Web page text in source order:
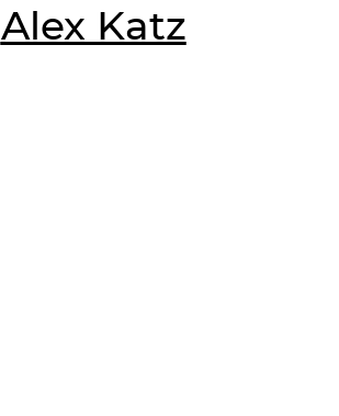
Alex Katz